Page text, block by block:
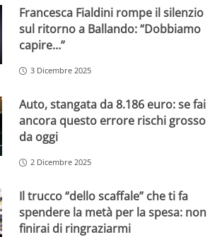
Francesca Fialdini rompe il silenzio
sul ritorno a Ballando: “Dobbiamo
capire…”
3 Dicembre 2025
Auto, stangata da 8.186 euro: se fai
ancora questo errore rischi grosso
da oggi
2 Dicembre 2025
Il trucco “dello scaffale” che ti fa
spendere la metà per la spesa: non
finirai di ringraziarmi